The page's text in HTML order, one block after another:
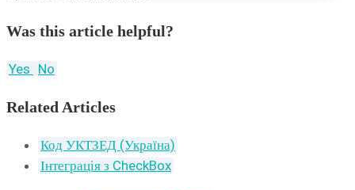
Was this article helpful?
Yes No
Related Articles
Код УКТЗЕД (Україна)
Інтеграція з CheckBox